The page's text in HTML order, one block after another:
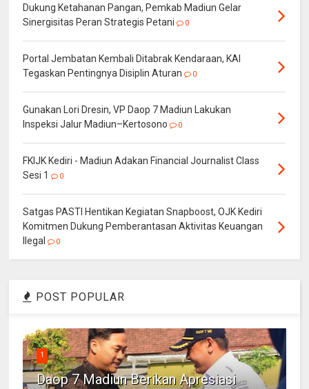
Dukung Ketahanan Pangan, Pemkab Madiun Gelar
Sinergisitas Peran Strategis Petani
0
Portal Jembatan Kembali Ditabrak Kendaraan, KAI
Tegaskan Pentingnya Disiplin Aturan
0
Gunakan Lori Dresin, VP Daop 7 Madiun Lakukan
Inspeksi Jalur Madiun–Kertosono
0
FKIJK Kediri - Madiun Adakan Financial Journalist Class
Sesi 1
0
Satgas PASTI Hentikan Kegiatan Snapboost, OJK Kediri
Komitmen Dukung Pemberantasan Aktivitas Keuangan
Ilegal
0
POST POPULAR
1
Daop 7 Madiun Berikan Apresiasi